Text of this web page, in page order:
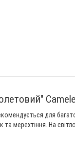
для
мерехтіння. На